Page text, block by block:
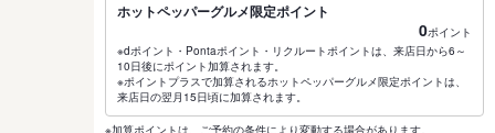
ホットペッパーグルメ限定ポイント
0ポイント
※dポイント・Pontaポイント・リクルートポイントは、来店日から6～
10日後にポイント加算されます。
※ポイントプラスで加算されるホットペッパーグルメ限定ポイントは、
来店日の翌月15日頃に加算されます。
※加算ポイントは、ご予約の条件により変動する場合があります。